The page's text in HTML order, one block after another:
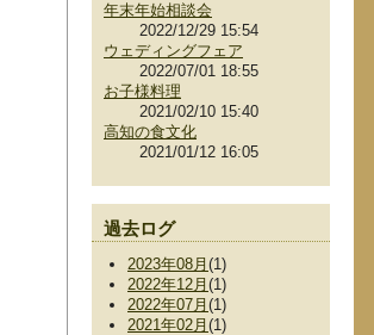
年末年始相談会
2022/12/29 15:54
ウェディングフェア
2022/07/01 18:55
お子様料理
2021/02/10 15:40
高知の食文化
2021/01/12 16:05
過去ログ
2023年08月 (1)
2022年12月 (1)
2022年07月 (1)
2021年02月 (1)